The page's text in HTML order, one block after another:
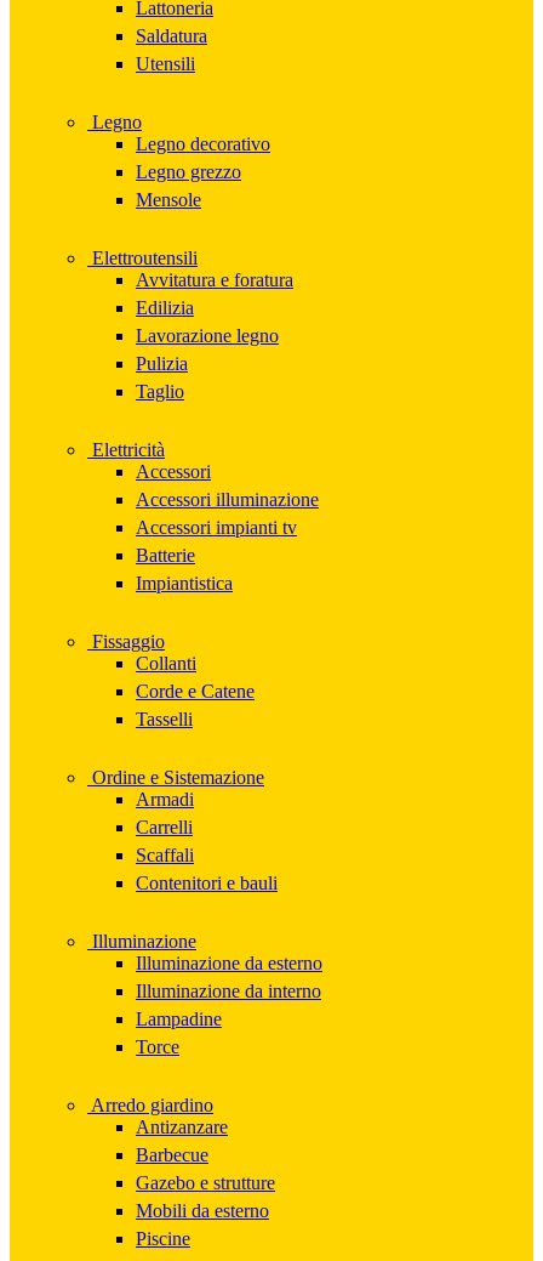
Lattoneria
Saldatura
Utensili
Legno
Legno decorativo
Legno grezzo
Mensole
Elettroutensili
Avvitatura e foratura
Edilizia
Lavorazione legno
Pulizia
Taglio
Elettricità
Accessori
Accessori illuminazione
Accessori impianti tv
Batterie
Impiantistica
Fissaggio
Collanti
Corde e Catene
Tasselli
Ordine e Sistemazione
Armadi
Carrelli
Scaffali
Contenitori e bauli
Illuminazione
Illuminazione da esterno
Illuminazione da interno
Lampadine
Torce
Arredo giardino
Antizanzare
Barbecue
Gazebo e strutture
Mobili da esterno
Piscine